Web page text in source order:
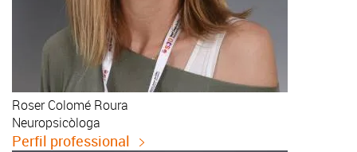
RoserColomé Roura
Neuropsicòloga
Perfil professional